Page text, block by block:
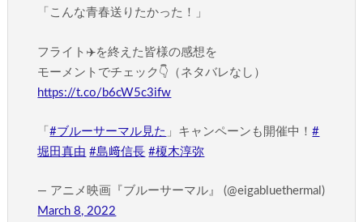
「こんな青春送りたかった！」
フライト✈️を終えた皆様の感想を
モーメントでチェック👇（ネタバレなし）
https://t.co/b6cW5c3ifw
「#ブルーサーマル見た 」キャンペーンも開催中！#
堀田真由 #島﨑信長 #榎木淳弥
— アニメ映画『ブルーサーマル』 (@eigabluethermal)
March 8, 2022